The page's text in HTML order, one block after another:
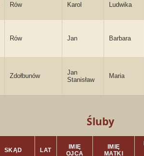
Rów Karol Ludwika
Rów Jan Barbara
Zdołbunów
Jan
Stanisław
Maria
Śluby
SKĄD LAT
IMIĘ
OJCA
IMIĘ
MATKI